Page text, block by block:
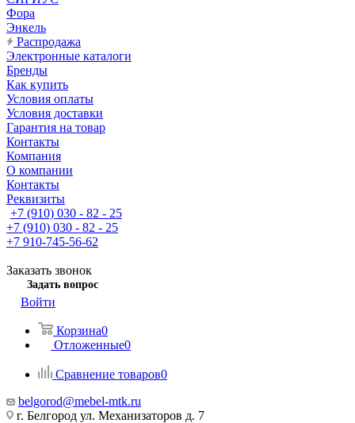
Фора
Энкель
Распродажа
Электронные каталоги
Бренды
Как купить
Условия оплаты
Условия доставки
Гарантия на товар
Контакты
Компания
О компании
Контакты
Реквизиты
+7 (910) 030 - 82 - 25
+7 (910) 030 - 82 - 25
+7 910-745-56-62
Заказать звонок
Задать вопрос
Войти
Корзина0
Отложенные0
Сравнение товаров0
belgorod@mebel-mtk.ru
г. Белгород ул. Механизаторов д. 7